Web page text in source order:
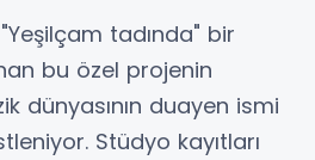
tadında" bir
bu özel projenin
dünyasının duayen ismi
Stüdyo kayıtları